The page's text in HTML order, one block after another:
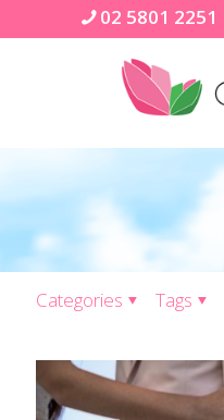
02 5801 2251
Categories Tags